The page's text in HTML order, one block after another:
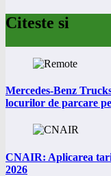
Citeste si
Mercedes-Benz
locurilor de parcare
CNAIR: Aplicarea
2026